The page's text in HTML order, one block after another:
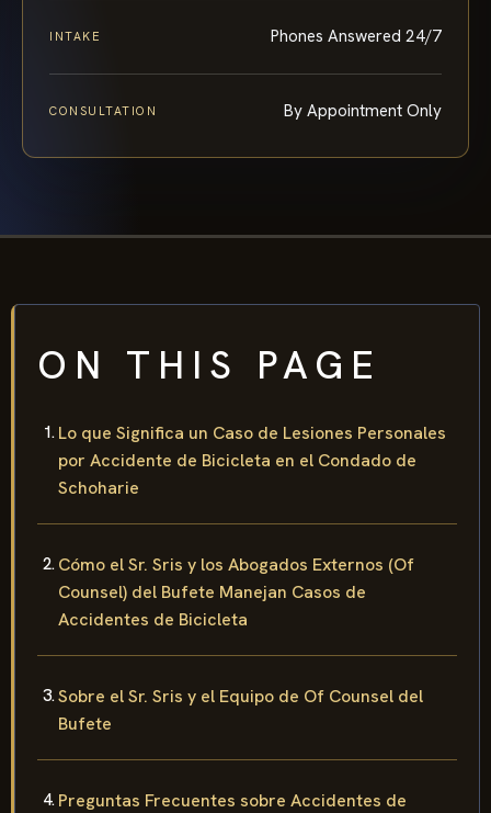
INTAKE Phones Answered 24/7
CONSULTATION By Appointment Only
ON THIS PAGE
Lo que Significa un Caso de Lesiones Personales
por Accidente de Bicicleta en el Condado de
Schoharie
Cómo el Sr. Sris y los Abogados Externos (Of
Counsel) del Bufete Manejan Casos de
Accidentes de Bicicleta
Sobre el Sr. Sris y el Equipo de Of Counsel del
Bufete
Preguntas Frecuentes sobre Accidentes de